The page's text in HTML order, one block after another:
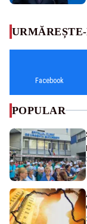
Facebook
POPULAR